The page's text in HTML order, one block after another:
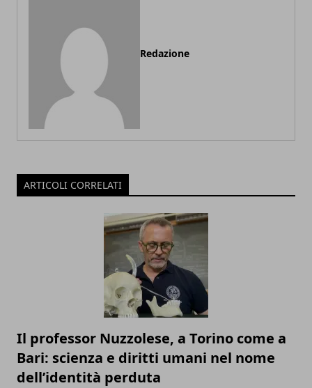
Redazione
ARTICOLI CORRELATI
Il professor Nuzzolese, a Torino come a
Bari: scienza e diritti umani nel nome
dell’identità perduta